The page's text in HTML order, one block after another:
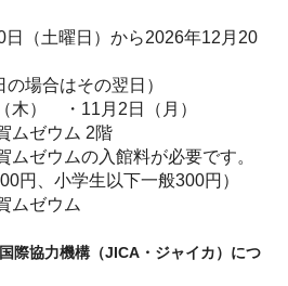
日（土曜日）から2026年12月20
場合はその翌日）
・11月2日（月）
ゼウム 2階
ゼウムの入館料が必要です。
学生以下一般300円）
ゼウム
際協力機構（JICA・ジャイカ）につ